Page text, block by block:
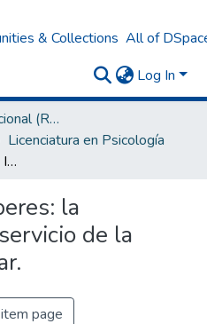
& Collections All of
Log In
Repositorio Institucional (RI) del Instituto Universitario de Ciencias de la Salud Fundación H. A. Barceló
Licenciatura en Psicología
Diálogo entre saberes: la Interdisciplina al servicio de la integración escolar.
la
de la
page